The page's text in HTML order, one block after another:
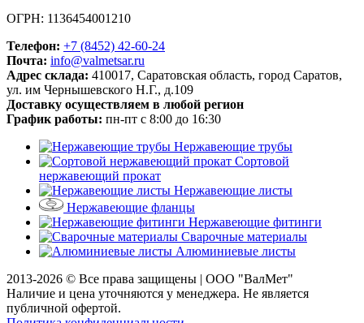
ОГРН: 1136454001210
Телефон: +7 (8452) 42-60-24
Почта: info@valmetsar.ru
Адрес склада: 410017, Саратовская область, город Саратов,
ул. им Чернышевского Н.Г., д.109
Доставку осуществляем в любой регион
График работы: пн-пт с 8:00 до 16:30
Нержавеющие трубы
Сортовой
нержавеющий прокат
Нержавеющие листы
Нержавеющие фланцы
Нержавеющие фитинги
Сварочные материалы
Алюминиевые листы
2013-2026 © Все права защищены | ООО "ВалМет"
Наличие и цена уточняются у менеджера. Не является
публичной офертой.